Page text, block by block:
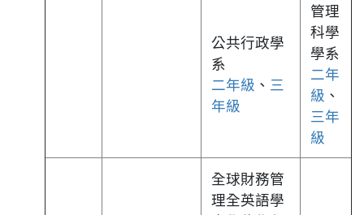
公共行政學
系
二年級 、 三
年級
管理
科學
學系
二年
級 、
三年
級
全球財務管
理全英語學